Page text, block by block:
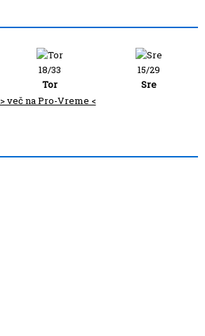
18/33
Tor
15/29
Sre
> več na Pro-Vreme <